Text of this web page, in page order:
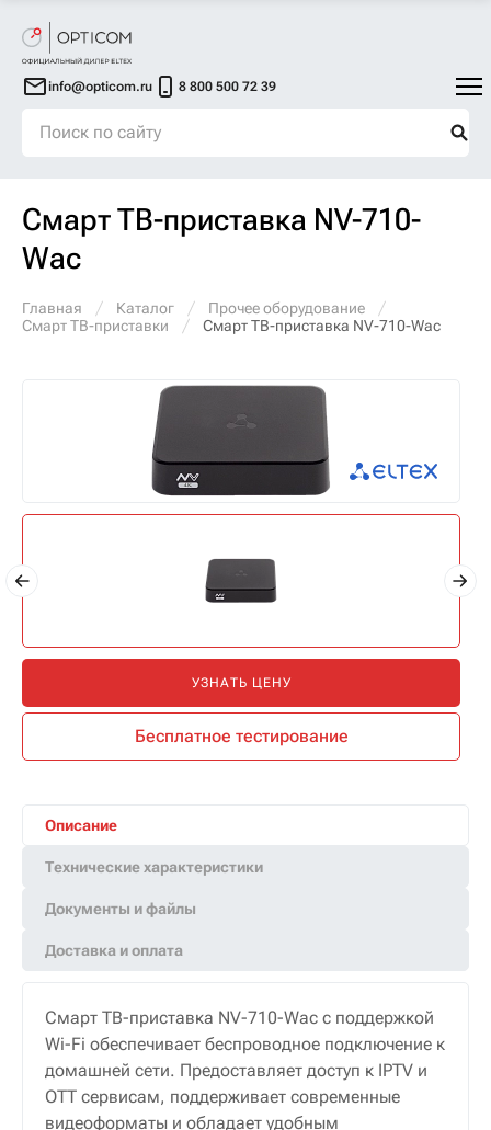
info@opticom.ru 8 800 500 72 39
Смарт ТВ-приставка NV-710-
Wac
Главная Каталог
Прочее оборудование
Смарт ТВ-приставки
Смарт ТВ-приставка NV-710-Wac
УЗНАТЬ ЦЕНУ
Бесплатное тестирование
Описание
Технические характеристики
Документы и файлы
Доставка и оплата
Смарт ТВ-приставка NV-710-Wac с поддержкой
Wi-Fi обеспечивает беспроводное подключение к
домашней сети. Предоставляет доступ к IPTV и
OTT сервисам, поддерживает современные
видеоформаты и обладает удобным